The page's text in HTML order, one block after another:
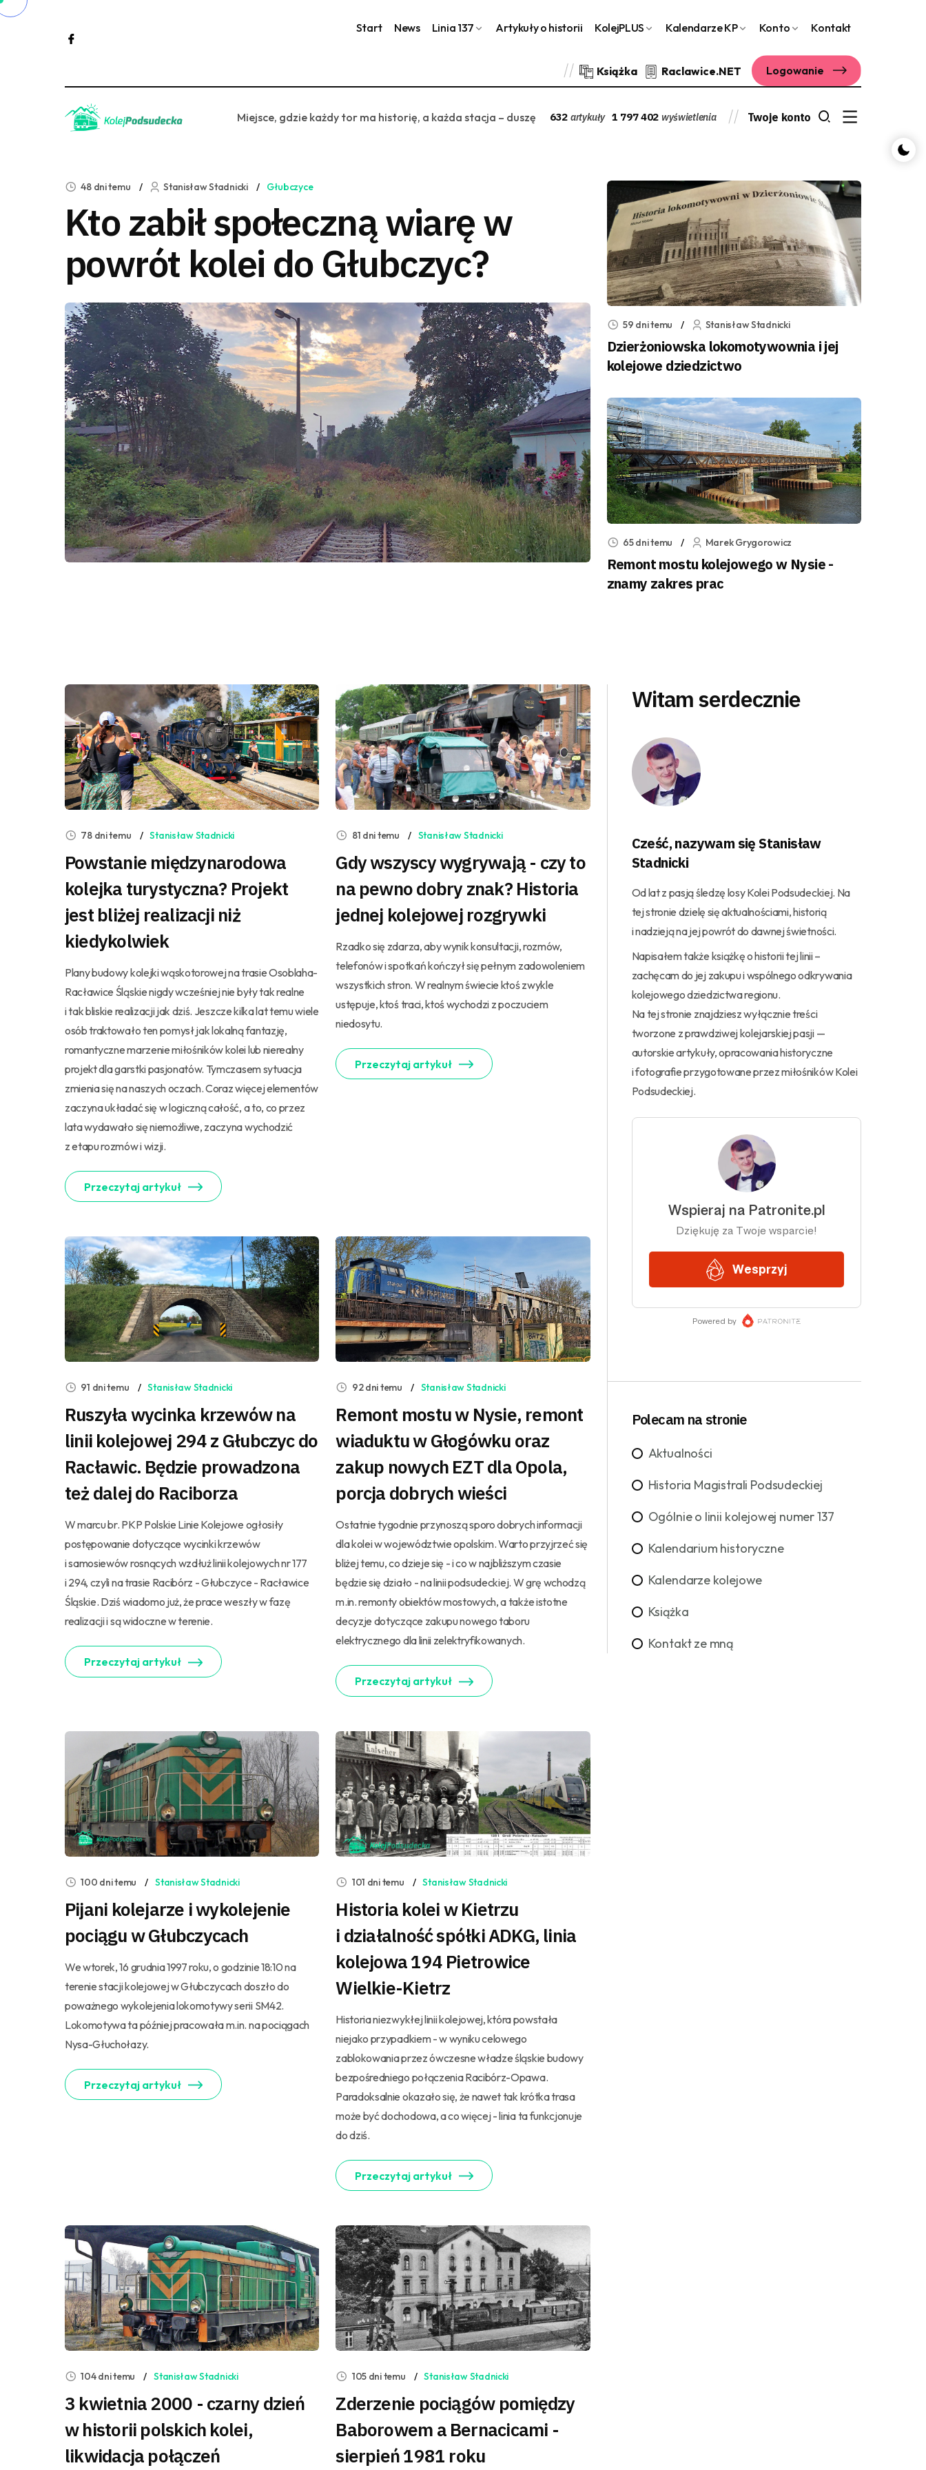
Start News Linia 137 Artykuły o historii KolejPLUS Kalendarze KP Konto Kontakt
Książka Raclawice.NET Logowanie
Miejsce, gdzie każdy tor ma historię, a każda stacja – duszę 632 artykuły 1 797 402 wyświetlenia Twoje konto
48 dni temu Stanisław Stadnicki Głubczyce
Kto zabił społeczną wiarę w
powrót kolei do Głubczyc?
59 dni temu Stanisław Stadnicki
Dzierżoniowska lokomotywownia i jej
kolejowe dziedzictwo
65 dni temu Marek Grygorowicz
Remont mostu kolejowego w Nysie -
znamy zakres prac
78 dni temu Stanisław Stadnicki
Powstanie międzynarodowa
kolejka turystyczna? Projekt
jest bliżej realizacji niż
kiedykolwiek
Plany budowy kolejki wąskotorowej na trasie Osoblaha-
Racławice Śląskie nigdy wcześniej nie były tak realne
i tak bliskie realizacji jak dziś. Jeszcze kilka lat temu wiele
osób traktowało ten pomysł jak lokalną fantazję,
romantyczne marzenie miłośników kolei lub nierealny
projekt dla garstki pasjonatów. Tymczasem sytuacja
zmienia się na naszych oczach. Coraz więcej elementów
zaczyna układać się w logiczną całość, a to, co przez
lata wydawało się niemożliwe, zaczyna wychodzić
z etapu rozmów i wizji.
Przeczytaj artykuł
81 dni temu Stanisław Stadnicki
Gdy wszyscy wygrywają - czy to
na pewno dobry znak? Historia
jednej kolejowej rozgrywki
Rzadko się zdarza, aby wynik konsultacji, rozmów,
telefonów i spotkań kończył się pełnym zadowoleniem
wszystkich stron. W realnym świecie ktoś zwykle
ustępuje, ktoś traci, ktoś wychodzi z poczuciem
niedosytu.
Przeczytaj artykuł
91 dni temu Stanisław Stadnicki
Ruszyła wycinka krzewów na
linii kolejowej 294 z Głubczyc do
Racławic. Będzie prowadzona
też dalej do Raciborza
W marcu br. PKP Polskie Linie Kolejowe ogłosiły
postępowanie dotyczące wycinki krzewów
i samosiewów rosnących wzdłuż linii kolejowych nr 177
i 294, czyli na trasie Racibórz - Głubczyce - Racławice
Śląskie. Dziś wiadomo już, że prace weszły w fazę
realizacji i są widoczne w terenie.
Przeczytaj artykuł
92 dni temu Stanisław Stadnicki
Remont mostu w Nysie, remont
wiaduktu w Głogówku oraz
zakup nowych EZT dla Opola,
porcja dobrych wieści
Ostatnie tygodnie przynoszą sporo dobrych informacji
dla kolei w województwie opolskim. Warto przyjrzeć się
bliżej temu, co dzieje się - i co w najbliższym czasie
będzie się działo - na linii podsudeckiej. W grę wchodzą
m.in. remonty obiektów mostowych, a także istotne
decyzje dotyczące zakupu nowego taboru
elektrycznego dla linii zelektryfikowanych.
Przeczytaj artykuł
100 dni temu Stanisław Stadnicki
Pijani kolejarze i wykolejenie
pociągu w Głubczycach
We wtorek, 16 grudnia 1997 roku, o godzinie 18:10 na
terenie stacji kolejowej w Głubczycach doszło do
poważnego wykolejenia lokomotywy serii SM42.
Lokomotywa ta później pracowała m.in. na pociągach
Nysa-Głuchołazy.
Przeczytaj artykuł
101 dni temu Stanisław Stadnicki
Historia kolei w Kietrzu
i działalność spółki ADKG, linia
kolejowa 194 Pietrowice
Wielkie-Kietrz
Historia niezwykłej linii kolejowej, która powstała
niejako przypadkiem - w wyniku celowego
zablokowania przez ówczesne władze śląskie budowy
bezpośredniego połączenia Racibórz-Opawa.
Paradoksalnie okazało się, że nawet tak krótka trasa
może być dochodowa, a co więcej - linia ta funkcjonuje
do dziś.
Przeczytaj artykuł
104 dni temu Stanisław Stadnicki
3 kwietnia 2000 - czarny dzień
w historii polskich kolei,
likwidacja połączeń
105 dni temu Stanisław Stadnicki
Zderzenie pociągów pomiędzy
Baborowem a Bernacicami -
sierpień 1981 roku
Witam serdecznie
Cześć, nazywam się Stanisław
Stadnicki
Od lat z pasją śledzę losy Kolei Podsudeckiej. Na
tej stronie dzielę się aktualnościami, historią
i nadzieją na jej powrót do dawnej świetności.
Napisałem także książkę o historii tej linii –
zachęcam do jej zakupu i wspólnego odkrywania
kolejowego dziedzictwa regionu.
Na tej stronie znajdziesz wyłącznie treści
tworzone z prawdziwej kolejarskiej pasji —
autorskie artykuły, opracowania historyczne
i fotografie przygotowane przez miłośników Kolei
Podsudeckiej.
Polecam na stronie
Aktualności
Historia Magistrali Podsudeckiej
Ogólnie o linii kolejowej numer 137
Kalendarium historyczne
Kalendarze kolejowe
Książka
Kontakt ze mną